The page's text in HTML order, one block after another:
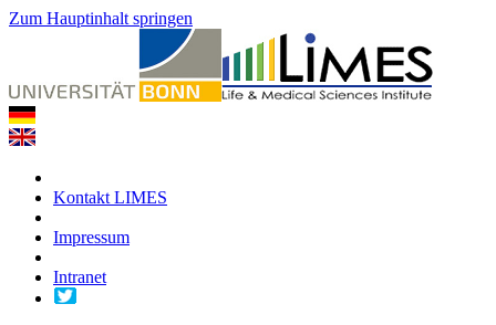
Zum Hauptinhalt springen
Kontakt LIMES
Impressum
Intranet